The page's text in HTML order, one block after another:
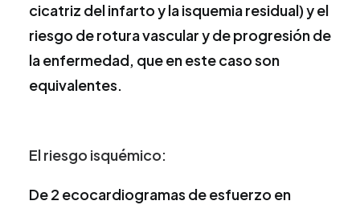
cicatriz del infarto y la isquemia residual) y el
riesgo de rotura vascular y de progresión de
la enfermedad, que en este caso son
equivalentes.
El riesgo isquémico:
De 2 ecocardiogramas de esfuerzo en